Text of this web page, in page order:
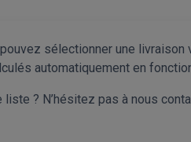
sélectionner une livraison
automatiquement en
? N’hésitez pas à nous